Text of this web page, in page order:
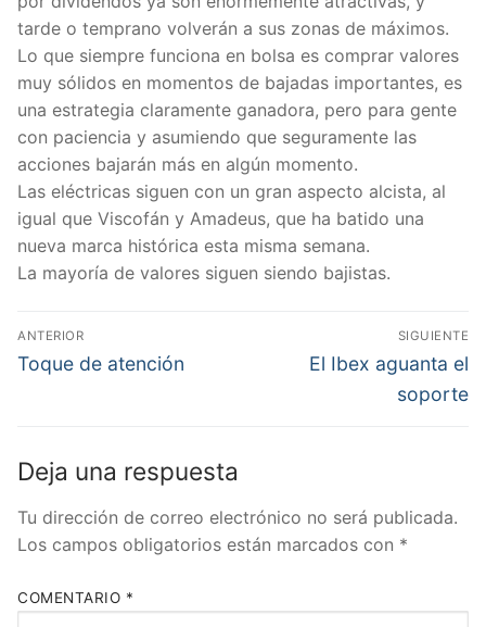
tarde o temprano volverán a sus zonas de máximos.
Lo que siempre funciona en bolsa es comprar valores
muy sólidos en momentos de bajadas importantes, es
una estrategia claramente ganadora, pero para gente
con paciencia y asumiendo que seguramente las
acciones bajarán más en algún momento.
Las eléctricas siguen con un gran aspecto alcista, al
igual que Viscofán y Amadeus, que ha batido una
nueva marca histórica esta misma semana.
La mayoría de valores siguen siendo bajistas.
Navegación
de
ANTERIOR
Entrada
Toque de atención
SIGUIENTE
Entrada
El Ibex aguanta el
soporte
Deja una respuesta
Tu dirección de correo electrónico no será publicada.
Los campos obligatorios están marcados con *
COMENTARIO *